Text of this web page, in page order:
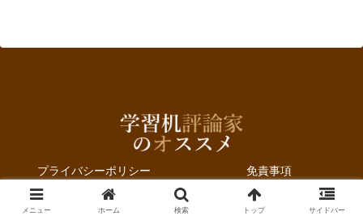
プライバシーポリシー
免責事項
運営者
お問合せ
メニュー ホーム 検索 トップ サイドバー